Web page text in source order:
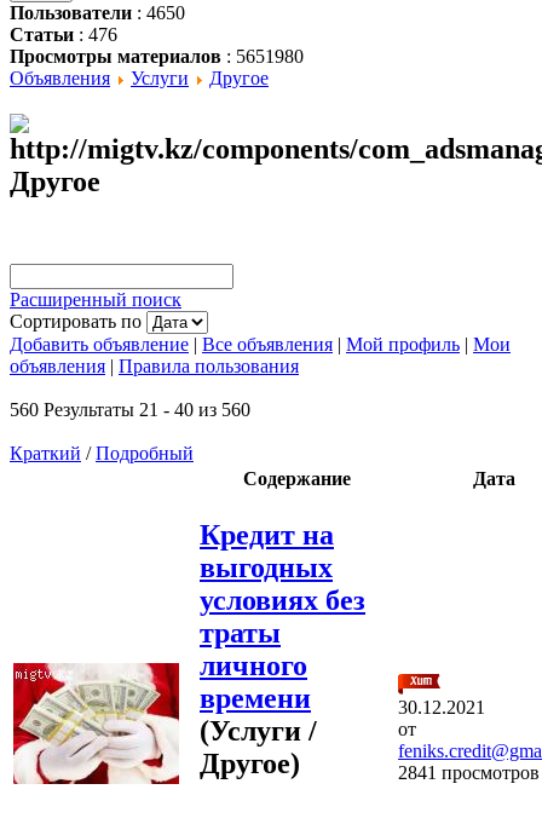
Пользователи : 4650
Статьи : 476
Просмотры материалов : 5651980
Объявления
Услуги Другое
Другое
Расширенный поиск
Сортировать по
Добавить объявление | Все объявления | Мой профиль | Мои
объявления | Правила пользования
560 Результаты 21 - 40 из 560
Краткий /Подробный
Содержание
Дата
Кредит на
выгодных
условиях без
траты
личного
времени
(Услуги /
Другое)
30.12.2021
от
2841 просмотров